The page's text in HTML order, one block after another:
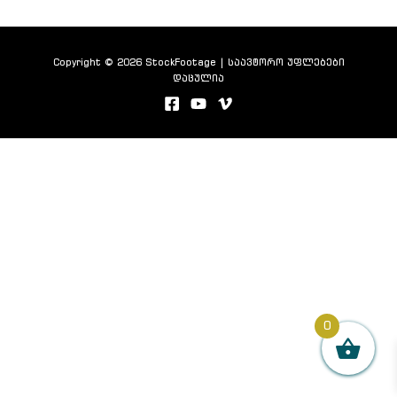
Copyright © 2026 StockFootage | საავტორო უფლებები
დაცულია
0